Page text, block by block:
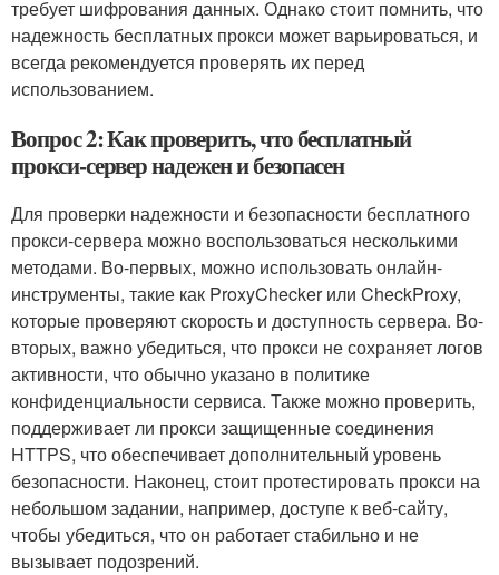
требует шифрования данных. Однако стоит помнить, что
надежность бесплатных прокси может варьироваться, и
всегда рекомендуется проверять их перед
использованием.
Вопрос 2: Как проверить, что бесплатный
прокси-сервер надежен и безопасен
Для проверки надежности и безопасности бесплатного
прокси-сервера можно воспользоваться несколькими
методами. Во-первых, можно использовать онлайн-
инструменты, такие как ProxyChecker или CheckProxy,
которые проверяют скорость и доступность сервера. Во-
вторых, важно убедиться, что прокси не сохраняет логов
активности, что обычно указано в политике
конфиденциальности сервиса. Также можно проверить,
поддерживает ли прокси защищенные соединения
HTTPS, что обеспечивает дополнительный уровень
безопасности. Наконец, стоит протестировать прокси на
небольшом задании, например, доступе к веб-сайту,
чтобы убедиться, что он работает стабильно и не
вызывает подозрений.